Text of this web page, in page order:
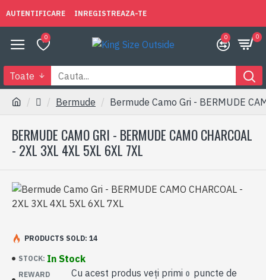
AUTENTIFICARE INREGISTREAZA-TE
0 0 0
Toate
Bermude Bermude Camo Gri - BERMUDE
BERMUDE CAMO GRI - BERMUDE CAMO CHARCOAL
- 2XL 3XL 4XL 5XL 6XL 7XL
STOCK: In Stock
REWARD
Cu acest produs veți primi 0 puncte de
PRODUCTS SOLD: 14